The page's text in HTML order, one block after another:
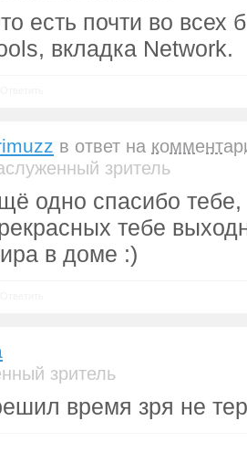
есть почти во всех
вкладка Network.
в ответ на
зритель
одно спасибо
тебе
в доме :)
зритель
время зря не